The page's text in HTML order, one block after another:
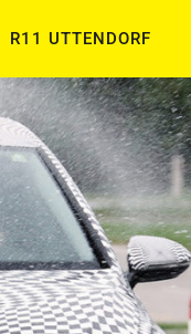
R11 UTTENDORF